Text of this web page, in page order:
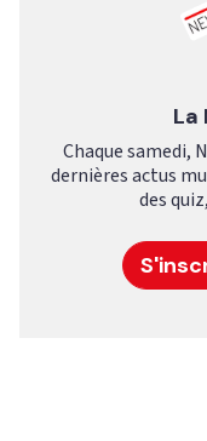
La
Chaque samedi,
dernières actus
des